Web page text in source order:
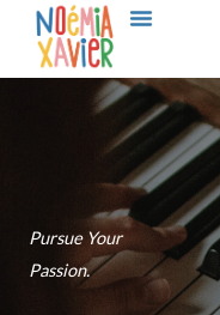
content
Pursue Your
Passion.